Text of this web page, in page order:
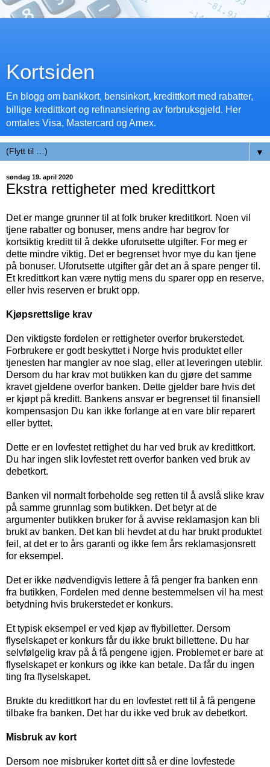
Kortsiden
En blogg om bankkort, bensinkort, kredittkort med rabatter,
billige kredittkort og refinansiering av forbruksgjeld. Her
omtales Visa, Mastercard og Amex.
▼
søndag 19. april 2020
Ekstra rettigheter med kredittkort
Det er mange grunner til at folk bruker kredittkort. Noen vil
tjene rabatter og bonuser, mens andre har begrov for
kortsiktig kreditt til å dekke uforutsette utgifter. For meg er
dette mindre viktig. Det er begrenset hvor mye du kan tjene
på bonuser. Uforutsette utgifter går det an å spare penger til.
Et kredittkort kan være nyttig mens du sparer opp en reserve,
eller hvis reserven er brukt opp.
Kjøpsrettslige krav
Den viktigste fordelen er rettigheter overfor brukerstedet.
Forbrukere er godt beskyttet i Norge hvis produktet eller
tjenesten har mangler av noe slag, eller at leveringen uteblir.
Dersom du har krav mot butikken kan du gjøre det samme
kravet gjeldene overfor banken. Dette gjelder bare hvis det
er kjøpt på kreditt. Bankens ansvar er begrenset til finansiell
kompensasjon Du kan ikke forlange at en vare blir reparert
eller byttet.
Dette er en lovfestet rettighet du har ved bruk av kredittkort.
Du har ingen slik lovfestet rett overfor banken ved bruk av
debetkort.
Banken vil normalt forbeholde seg retten til å avslå slike krav
på samme grunnlag som butikken. Det betyr at de
argumenter butikken bruker for å avvise reklamasjon kan bli
brukt av banken. Det kan bli hevdet at du har brukt produktet
feil, at det er to års garanti og ikke fem års reklamasjonsrett
for eksempel.
Det er ikke nødvendigvis lettere å få penger fra banken enn
fra butikken, Fordelen med denne bestemmelsen vil ha mest
betydning hvis brukerstedet er konkurs.
Et typisk eksempel er ved kjøp av flybilletter. Dersom
flyselskapet er konkurs får du ikke brukt billettene. Du har
selvfølgelig krav på å få pengene igjen. Problemet er bare at
flyselskapet er konkurs og ikke kan betale. Da får du ingen
ting fra flyselskapet.
Brukte du kredittkort har du en lovfestet rett til å få pengene
tilbake fra banken. Det har du ikke ved bruk av debetkort.
Misbruk av kort
Dersom noe misbruker kortet ditt så er dine lovfestede